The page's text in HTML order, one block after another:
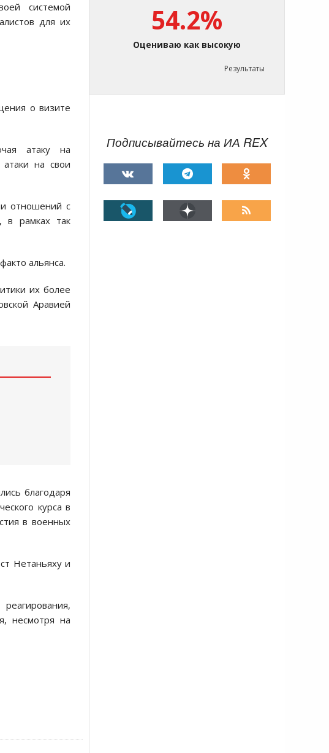
системой
для их
о визите
атаку на
на свои
отношений с
в рамках так
альянса.
их более
Аравией
благодаря
курса в
в военных
Нетаньяху и
несмотря на
54.2%
Оцениваю как высокую
Результаты
Подписывайтесь на ИА REX